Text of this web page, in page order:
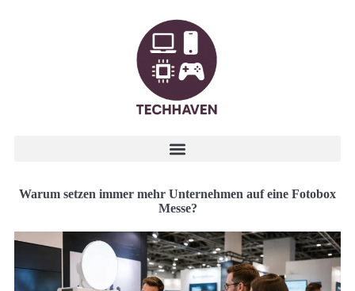
Warum setzen immer mehr Unternehmen auf eine Fotobox
Messe?